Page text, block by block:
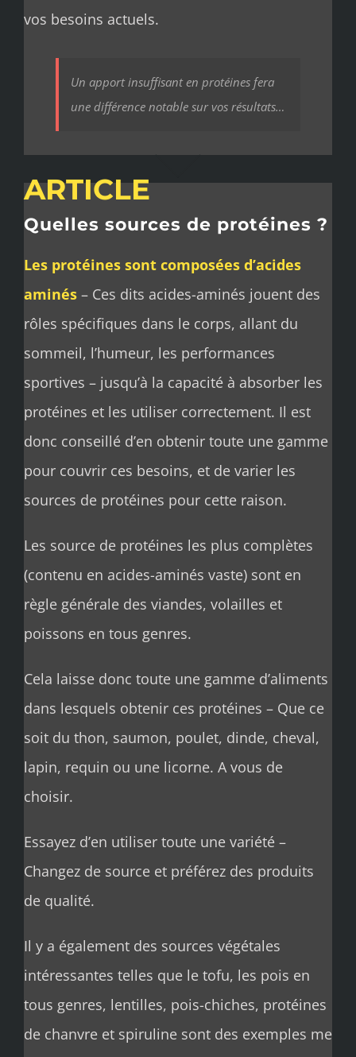
vos besoins actuels.
Un apport insuffisant en protéines fera
une différence notable sur vos résultats…
ARTICLE
Quelles sources de protéines ?
Les protéines sont composées d’acides
aminés– Ces dits acides-aminés jouent des
rôles spécifiques dans le corps, allant du
sommeil, l’humeur, les performances
sportives – jusqu’à la capacité à absorber les
protéines et les utiliser correctement. Il est
donc conseillé d’en obtenir toute une gamme
pour couvrir ces besoins, et de varier les
sources de protéines pour cette raison.
Les source de protéines les plus complètes
(contenu en acides-aminés vaste) sont en
règle générale des viandes, volailles et
poissons en tous genres.
Cela laisse donc toute une gamme d’aliments
dans lesquels obtenir ces protéines – Que ce
soit du thon, saumon, poulet, dinde, cheval,
lapin, requin ou une licorne. A vous de
choisir.
Essayez d’en utiliser toute une variété –
Changez de source et préférez des produits
de qualité.
Il y a également des sources végétales
intéressantes telles que le tofu, les pois en
tous genres, lentilles, pois-chiches, protéines
de chanvre et spiruline sont des exemples me